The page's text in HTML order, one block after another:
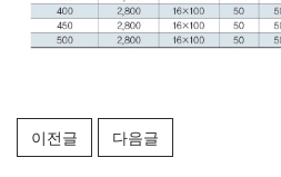
이전글 다음글